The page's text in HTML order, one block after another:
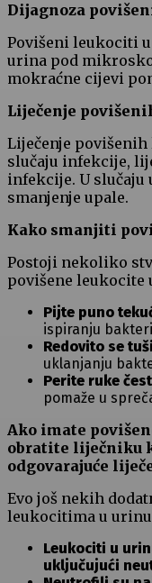
Dijagnoza
Povišeni leukociti
urina pod
mokraćne cijevi
Liječenje
Liječenje
slučaju infekcije,
infekcije. U slučaju
smanjenje upale.
Kako smanjiti
Postoji nekoliko
povišene leukocite
Pijte puno
ispiranju
Redovito se
uklanjanju
Perite ruke
pomaže u
Ako imate
obratite liječniku
odgovarajuće
Evo još nekih
leukocitima u
Leukociti u
uključujući